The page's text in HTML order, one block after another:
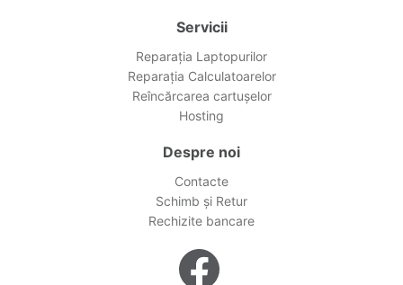
Servicii
Reparația Laptopurilor
Reparația Calculatoarelor
Reîncărcarea cartușelor
Hosting
Despre noi
Contacte
Schimb și Retur
Rechizite bancare